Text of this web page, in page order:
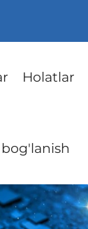
Holatlar